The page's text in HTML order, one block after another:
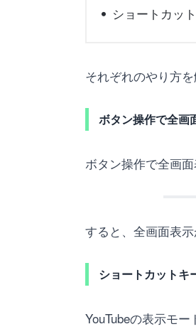
ショートカッ
それぞれのやり方を
ボタン操作で全画
ボタン操作で全画
すると、全画面表
ショートカットキ
YouTubeの表示モ